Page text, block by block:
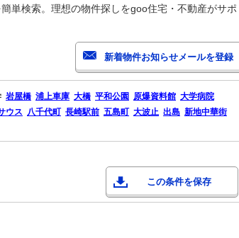
単検索。理想の物件探しをgoo住宅・不動産がサポ
岩屋橋 浦上車庫 大橋 平和公園 原爆資料館 大学病院
ウス 八千代町 長崎駅前 五島町 大波止 出島 新地中華街
この条件を保存